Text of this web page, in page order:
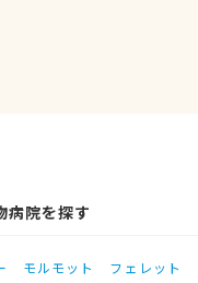
病院を探す
モルモット フェレット